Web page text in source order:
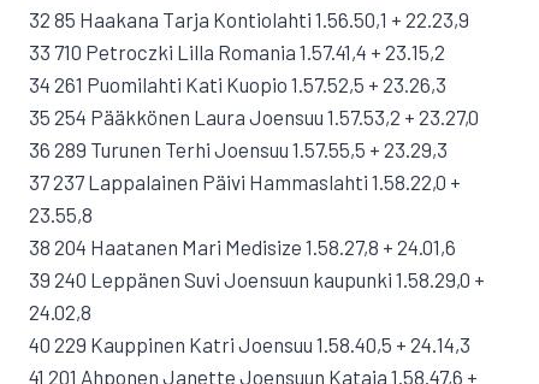
32 85 Haakana Tarja Kontiolahti 1.56.50,1 + 22.23,9
33 710 Petroczki Lilla Romania 1.57.41,4 + 23.15,2
34 261 Puomilahti Kati Kuopio 1.57.52,5 + 23.26,3
35 254 Pääkkönen Laura Joensuu 1.57.53,2 + 23.27,0
36 289 Turunen Terhi Joensuu 1.57.55,5 + 23.29,3
37 237 Lappalainen Päivi Hammaslahti 1.58.22,0 +
23.55,8
38 204 Haatanen Mari Medisize 1.58.27,8 + 24.01,6
39 240 Leppänen Suvi Joensuun kaupunki 1.58.29,0 +
24.02,8
40 229 Kauppinen Katri Joensuu 1.58.40,5 + 24.14,3
41 201 Ahponen Janette Joensuun Kataja 1.58.47,6 +